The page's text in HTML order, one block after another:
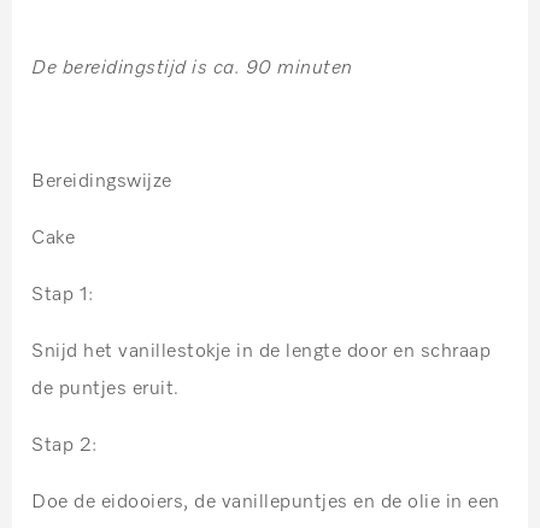
De bereidingstijd is ca. 90 minuten
Bereidingswijze
Cake
Stap 1:
Snijd het vanillestokje in de lengte door en schraap
de puntjes eruit.
Stap 2:
Doe de eidooiers, de vanillepuntjes en de olie in een